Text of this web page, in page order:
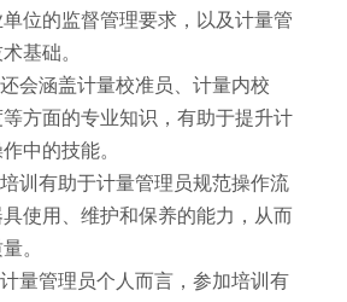
位的监督管理要求，以及计量管
基础。
会涵盖计量校准员、计量内校
方面的专业知识，有助于提升计
中的技能。
训有助于计量管理员规范操作流
使用、维护和保养的能力，从而
。
量管理员个人而言，参加培训有